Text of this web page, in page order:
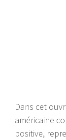
Dans cet
américaine
positive,